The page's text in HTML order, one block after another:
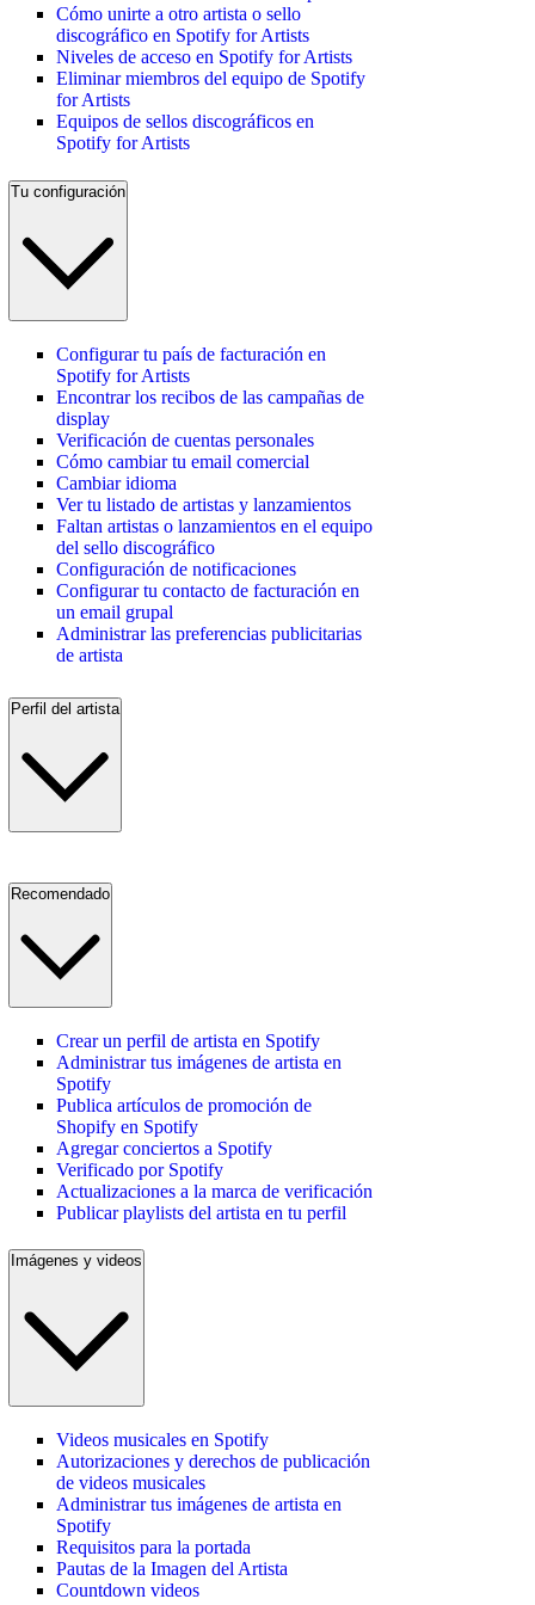
Cómo unirte a otro artista o sello
discográfico en Spotify for Artists
Niveles de acceso en Spotify for Artists
Eliminar miembros del equipo de Spotify
for Artists
Equipos de sellos discográficos en
Spotify for Artists
Tu configuración
Configurar tu país de facturación en
Spotify for Artists
Encontrar los recibos de las campañas de
display
Verificación de cuentas personales
Cómo cambiar tu email comercial
Cambiar idioma
Ver tu listado de artistas y lanzamientos
Faltan artistas o lanzamientos en el equipo
del sello discográfico
Configuración de notificaciones
Configurar tu contacto de facturación en
un email grupal
Administrar las preferencias publicitarias
de artista
Perfil del artista
Recomendado
Crear un perfil de artista en Spotify
Administrar tus imágenes de artista en
Spotify
Publica artículos de promoción de
Shopify en Spotify
Agregar conciertos a Spotify
Verificado por Spotify
Actualizaciones a la marca de verificación
Publicar playlists del artista en tu perfil
Imágenes y videos
Videos musicales en Spotify
Autorizaciones y derechos de publicación
de videos musicales
Administrar tus imágenes de artista en
Spotify
Requisitos para la portada
Pautas de la Imagen del Artista
Countdown videos